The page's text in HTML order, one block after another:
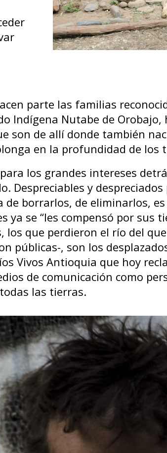
parte las familias
Indígena Nutabe de
son de allí donde también
en la profundidad de los
los grandes intereses
Despreciables y
borrarlos, de eliminarlos, es
se “les compensó por sus
que perdieron el río del
públicas-, son los
Vivos Antioquia que hoy
de comunicación como
las tierras.